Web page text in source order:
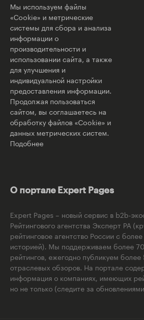
Мы используем файлы
«Cookie» и метрические
системы для сбора и анализа
информации о
производительности и
использовании сайта, а также
для улучшения и
индивидуальной настройки
предоставления информации.
Продолжая пользоваться
сайтом, вы соглашаетесь на
обработку файлов «Cookie» и
данных метрических систем.
Подобнее
О портале Expert Pages
Expert Pages – новый сервис в b2b-
Рейтингового агентства Эксперт РА
рейтинговое агентство России с
историей). Мы поддерживаем более
рейтингов, ежегодно публикуем
отраслевых обзоров. На портале
информация о компаниях, имеющих
но не только (следите за